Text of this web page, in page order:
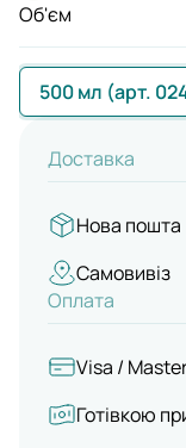
Об'єм
500 мл (арт.
Доставка
Нова пошта
Самовивіз
Оплата
Visa /
Готівкою